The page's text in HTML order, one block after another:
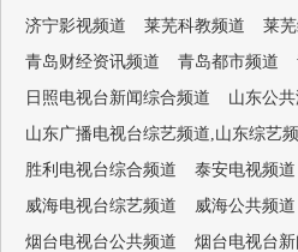
济宁影视频道
莱芜科教频道 莱
青岛财经资讯频道
青岛都市频道
日照电视台新闻综合频道
山东公
山东广播电视台综艺频道,山东综艺频
胜利电视台综合频道
泰安电视频道
威海电视台综艺频道
威海公共频道
烟台电视台公共频道
烟台电视台